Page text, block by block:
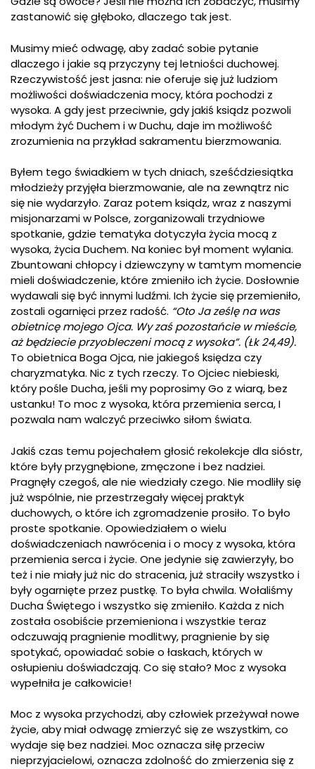
zastanowić się głęboko, dlaczego tak jest.
Musimy mieć odwagę, aby zadać sobie pytanie
dlaczego i jakie są przyczyny tej letniości duchowej.
Rzeczywistość jest jasna: nie oferuje się już ludziom
możliwości doświadczenia mocy, która pochodzi z
wysoka. A gdy jest przeciwnie, gdy jakiś ksiądz pozwoli
młodym żyć Duchem i w Duchu, daje im możliwość
zrozumienia na przykład sakramentu bierzmowania.
Byłem tego świadkiem w tych dniach, sześćdziesiątka
młodzieży przyjęła bierzmowanie, ale na zewnątrz nic
się nie wydarzyło. Zaraz potem ksiądz, wraz z naszymi
misjonarzami w Polsce, zorganizowali trzydniowe
spotkanie, gdzie tematyka dotyczyła życia mocą z
wysoka, życia Duchem. Na koniec był moment wylania.
Zbuntowani chłopcy i dziewczyny w tamtym momencie
mieli doświadczenie, które zmieniło ich życie. Dosłownie
wydawali się być innymi ludźmi. Ich życie się przemieniło,
zostali ogarnięci przez radość. “Oto Ja ześlę na was
obietnicę mojego Ojca. Wy zaś pozostańcie w mieście,
aż będziecie przyobleczeni mocą z wysoka”. (Łk 24,49).
To obietnica Boga Ojca, nie jakiegoś księdza czy
charyzmatyka. Nic z tych rzeczy. To Ojciec niebieski,
który pośle Ducha, jeśli my poprosimy Go z wiarą, bez
ustanku! To moc z wysoka, która przemienia serca, I
pozwala nam walczyć przeciwko siłom świata.
Jakiś czas temu pojechałem głosić rekolekcje dla sióstr,
które były przygnębione, zmęczone i bez nadziei.
Pragnęły czegoś, ale nie wiedziały czego. Nie modliły się
już wspólnie, nie przestrzegały więcej praktyk
duchowych, o które ich zgromadzenie prosiło. To było
proste spotkanie. Opowiedziałem o wielu
doświadczeniach nawrócenia i o mocy z wysoka, która
przemienia serca i życie. One jedynie się zawierzyły, bo
też i nie miały już nic do stracenia, już straciły wszystko i
były ogarnięte przez pustkę. To była chwila. Wołaliśmy
Ducha Świętego i wszystko się zmieniło. Każda z nich
została osobiście przemieniona i wszystkie teraz
odczuwają pragnienie modlitwy, pragnienie by się
spotykać, opowiadać sobie o łaskach, których w
osłupieniu doświadczają. Co się stało? Moc z wysoka
wypełniła je całkowicie!
Moc z wysoka przychodzi, aby człowiek przeżywał nowe
życie, aby miał odwagę zmierzyć się ze wszystkim, co
wydaje się bez nadziei. Moc oznacza siłę przeciw
nieprzyjacielowi, oznacza zdolność do zmierzenia się z